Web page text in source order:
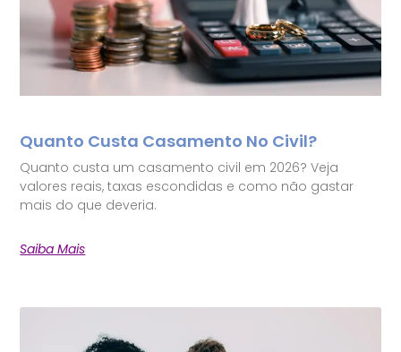
Quanto Custa Casamento No Civil?
Quanto custa um casamento civil em 2026? Veja
valores reais, taxas escondidas e como não gastar
mais do que deveria.
Saiba Mais